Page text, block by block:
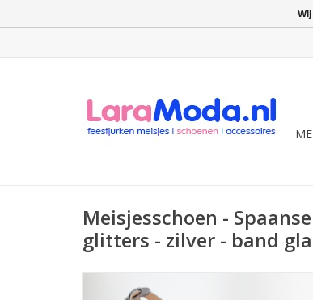
Meisjesschoen -
glitters - zilver - band